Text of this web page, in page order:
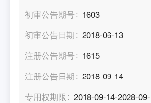
初审公告期号
1603
初审公告日期
2018-06-13
注册公告期号
1615
注册公告日期
2018-09-14
专用权期限
2018-09-14-2028-